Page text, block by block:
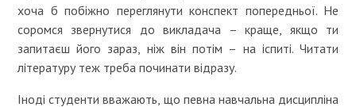
хоча б побіжно переглянути конспект попередньої. Не
соромся звернутися до викладача – краще, якщо ти
запитаєш його зараз, ніж він потім – на іспиті. Читати
літературу теж треба починати відразу.
Іноді студенти вважають, що певна навчальна дисципліна